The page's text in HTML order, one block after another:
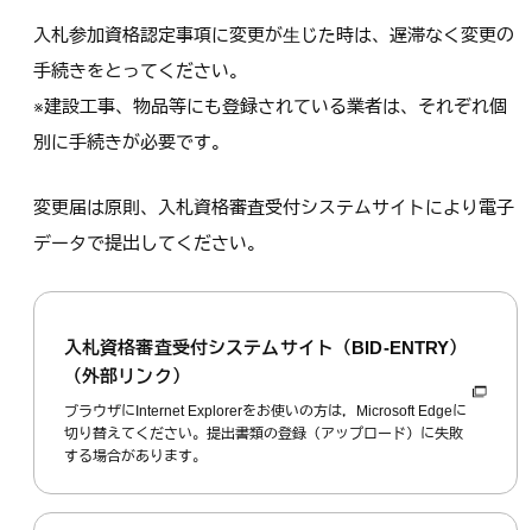
入札参加資格認定事項に変更が⽣じた時は、遅滞なく変更の
手続きをとってください。
※建設工事、物品等にも登録されている業者は、それぞれ個
別に手続きが必要です。
変更届は原則、入札資格審査受付システムサイトにより電子
データで提出してください。
入札資格審査受付システムサイト（BID-ENTRY）
（外部リンク）
ブラウザにInternet Explorerをお使いの方は，Microsoft Edgeに
切り替えてください。提出書類の登録（アップロード）に失敗
する場合があります。